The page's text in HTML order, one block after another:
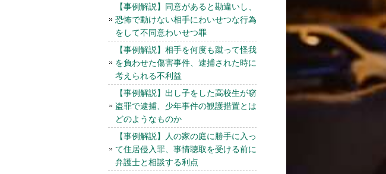
【事例解説】同意があると勘違いし、
恐怖で動けない相手にわいせつな行為
をして不同意わいせつ罪
【事例解説】相手を何度も蹴って怪我
を負わせた傷害事件、逮捕された時に
考えられる不利益
【事例解説】出し子をした高校生が窃
盗罪で逮捕、少年事件の観護措置とは
どのようなものか
【事例解説】人の家の庭に勝手に入っ
て住居侵入罪、事情聴取を受ける前に
弁護士と相談する利点